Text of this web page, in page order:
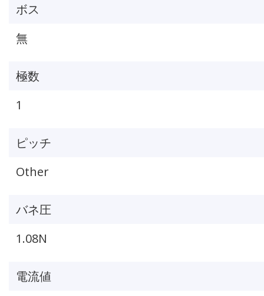
ボス
無
極数
1
ピッチ
Other
バネ圧
1.08N
電流値